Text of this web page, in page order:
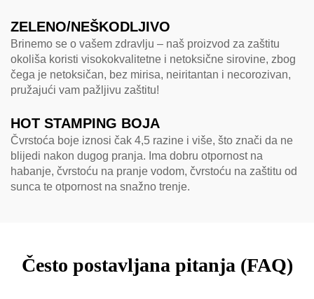
ZELENO/NEŠKODLJIVO
Brinemo se o vašem zdravlju – naš proizvod za zaštitu
okoliša koristi visokokvalitetne i netoksične sirovine, zbog
čega je netoksičan, bez mirisa, neiritantan i necorozivan,
pružajući vam pažljivu zaštitu!
HOT STAMPING BOJA
Čvrstoća boje iznosi čak 4,5 razine i više, što znači da ne
blijedi nakon dugog pranja. Ima dobru otpornost na
habanje, čvrstoću na pranje vodom, čvrstoću na zaštitu od
sunca te otpornost na snažno trenje.
Često postavljana pitanja (FAQ)